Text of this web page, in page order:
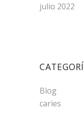
julio 2022
Blog
caries